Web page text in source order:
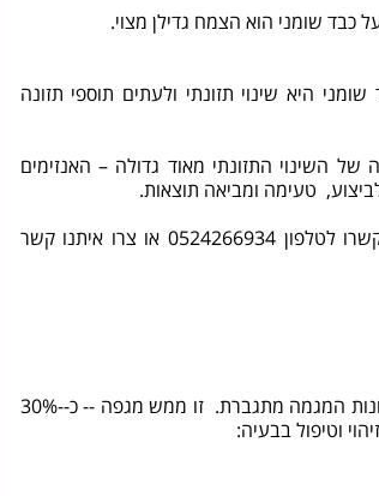
שומני הוא הצמח גדילן מצוי.
שומני היא שינוי תזונתי ולעתים תוספי תזונה
השינוי התזונתי מאוד גדולה – האנזימים
טעימה ומביאה תוצאות.
או
צרו איתנו קשר
אני מטפלת באנשים עם כבד שומני כבר שנים, ובשנים האחרונות המגמה מתגברת. זו ממש מגפה ‑‑ כ‑‑30%
וטיפול בבעיה: